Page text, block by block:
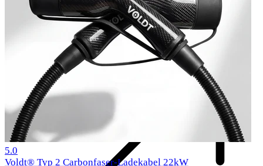
Komponenten
5.0
Voldt® Typ 2 Carbonfaser-Ladekabel 22kW